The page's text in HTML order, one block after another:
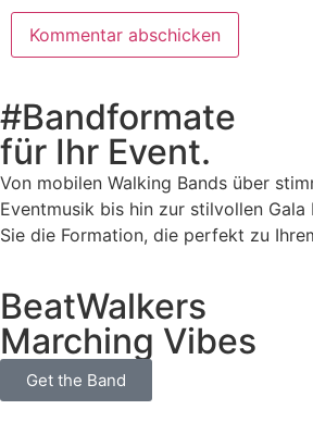
#Bandformate
für Ihr Event.
Von mobilen Walking Bands über
Eventmusik bis hin zur stilvollen Gala
Sie die Formation, die perfekt zu
BeatWalkers
Marching Vibes
Get the Band